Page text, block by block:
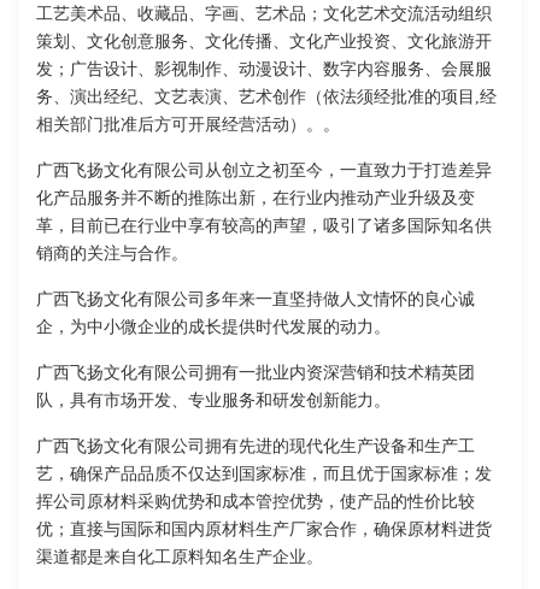
工艺美术品、收藏品、字画、艺术品；文化艺术交流活动组织
策划、文化创意服务、文化传播、文化产业投资、文化旅游开
发；广告设计、影视制作、动漫设计、数字内容服务、会展服
务、演出经纪、文艺表演、艺术创作（依法须经批准的项目,经
相关部门批准后方可开展经营活动）。。
广西飞扬文化有限公司从创立之初至今，一直致力于打造差异
化产品服务并不断的推陈出新，在行业内推动产业升级及变
革，目前已在行业中享有较高的声望，吸引了诸多国际知名供
销商的关注与合作。
广西飞扬文化有限公司多年来一直坚持做人文情怀的良心诚
企，为中小微企业的成长提供时代发展的动力。
广西飞扬文化有限公司拥有一批业内资深营销和技术精英团
队，具有市场开发、专业服务和研发创新能力。
广西飞扬文化有限公司拥有先进的现代化生产设备和生产工
艺，确保产品品质不仅达到国家标准，而且优于国家标准；发
挥公司原材料采购优势和成本管控优势，使产品的性价比较
优；直接与国际和国内原材料生产厂家合作，确保原材料进货
渠道都是来自化工原料知名生产企业。